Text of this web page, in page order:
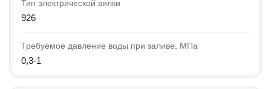
Тип электрической вилки
926
Требуемое давление воды при заливе, МПа
0,3-1